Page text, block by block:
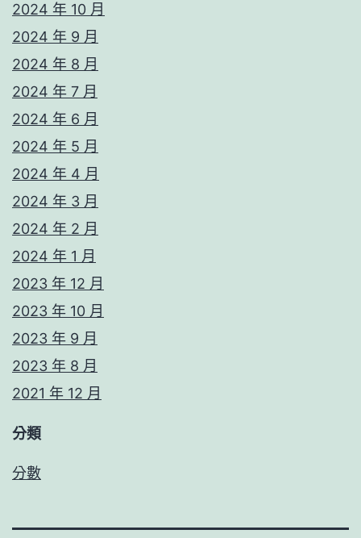
2024 年 10 月
2024 年 9 月
2024 年 8 月
2024 年 7 月
2024 年 6 月
2024 年 5 月
2024 年 4 月
2024 年 3 月
2024 年 2 月
2024 年 1 月
2023 年 12 月
2023 年 10 月
2023 年 9 月
2023 年 8 月
2021 年 12 月
分類
分數